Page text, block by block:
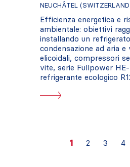
NEUCHÂTEL
Efficienza energetica e
ambientale: obiettivi
installando un
condensazione ad aria e
elicoidali, compressori
vite, serie Fullpower
refrigerante ecologico
1 2 3 4